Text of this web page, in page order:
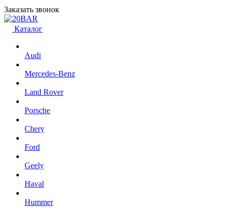
Заказать звонок
Каталог
Audi
Mercedes-Benz
Land Rover
Porsche
Chery
Ford
Geely
Haval
Hummer